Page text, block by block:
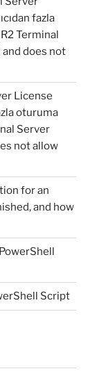
fazla
Terminal
does not
License
oturuma
Server
not allow
for an
and how
Script